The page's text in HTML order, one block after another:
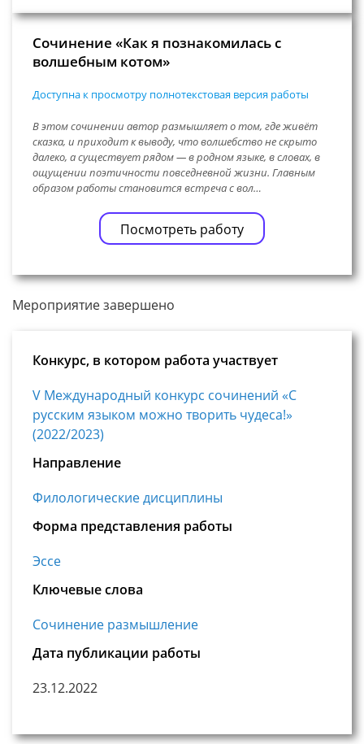
Сочинение «Как я познакомилась с
волшебным котом»
Доступна к просмотру полнотекстовая версия работы
В этом сочинении автор размышляет о том, где живёт
сказка, и приходит к выводу, что волшебство не скрыто
далеко, а существует рядом — в родном языке, в словах, в
ощущении поэтичности повседневной жизни. Главным
образом работы становится встреча с вол…
Посмотреть работу
Мероприятие завершено
Конкурс, в котором работа участвует
V Международный конкурс сочинений «С
русским языком можно творить чудеса!»
(2022/2023)
Направление
Филологические дисциплины
Форма представления работы
Эссе
Ключевые слова
Сочинение размышление
Дата публикации работы
23.12.2022